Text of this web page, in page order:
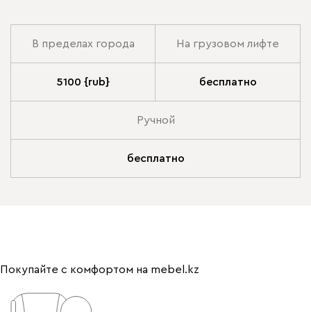
В пределах города На грузовом лифте
5100 {rub} бесплатно
Ручной
бесплатно
Покупайте с комфортом на mebel.kz